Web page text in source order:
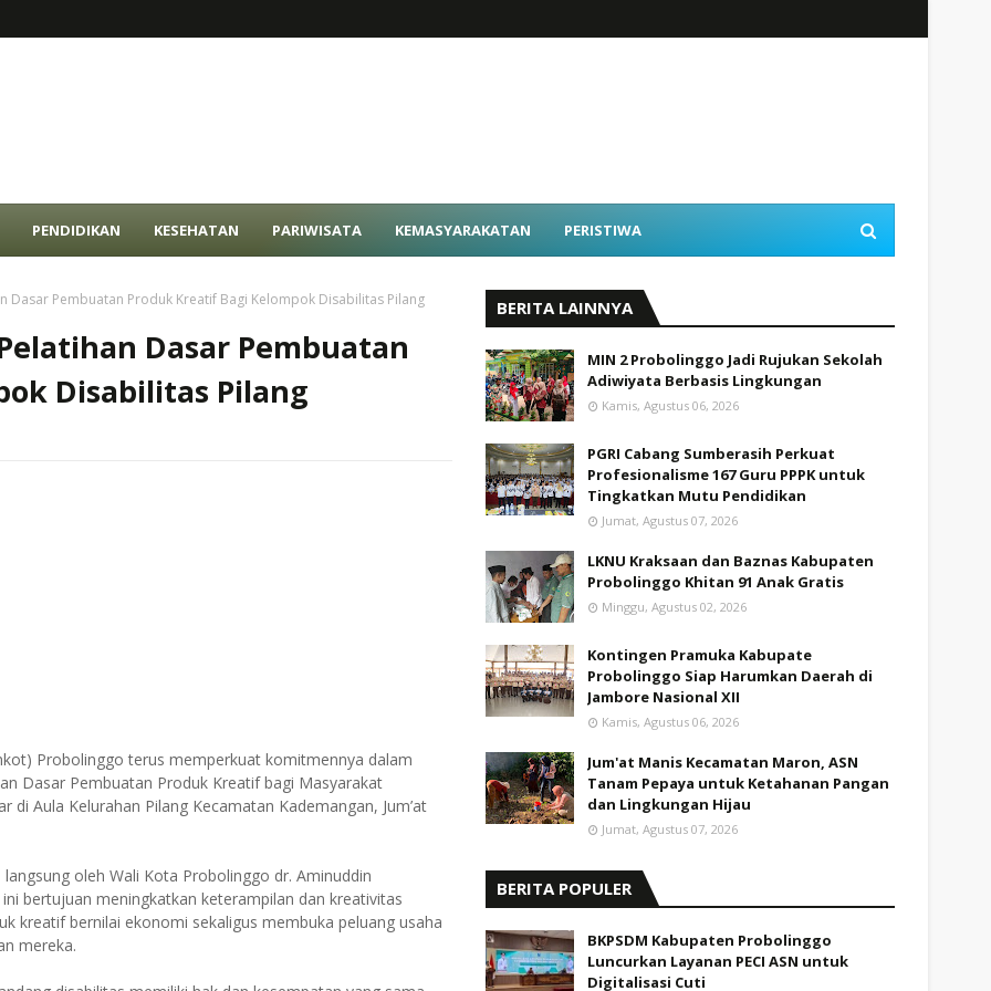
PENDIDIKAN KESEHATAN PARIWISATA KEMASYARAKATAN PERISTIWA
Dasar Pembuatan Produk Kreatif Bagi Kelompok Disabilitas Pilang
Dasar Pembuatan
Disabilitas Pilang
Probolinggo terus memperkuat komitmennya dalam
Dasar Pembuatan Produk Kreatif bagi Masyarakat
Aula Kelurahan Pilang Kecamatan Kademangan, Jum’at
oleh Wali Kota Probolinggo dr. Aminuddin
bertujuan meningkatkan keterampilan dan kreativitas
kreatif bernilai ekonomi sekaligus membuka peluang usaha
mereka.
BERITA LAINNYA
MIN 2 Probolinggo Jadi Rujukan Sekolah
Adiwiyata Berbasis Lingkungan
Kamis, Agustus 06, 2026
PGRI Cabang Sumberasih Perkuat
Profesionalisme 167 Guru PPPK untuk
Tingkatkan Mutu Pendidikan
Jumat, Agustus 07, 2026
LKNU Kraksaan dan Baznas Kabupaten
Probolinggo Khitan 91 Anak Gratis
Minggu, Agustus 02, 2026
Kontingen Pramuka Kabupate
Probolinggo Siap Harumkan Daerah di
Jambore Nasional XII
Kamis, Agustus 06, 2026
Jum'at Manis Kecamatan Maron, ASN
Tanam Pepaya untuk Ketahanan Pangan
dan Lingkungan Hijau
Jumat, Agustus 07, 2026
BERITA POPULER
BKPSDM Kabupaten Probolinggo
Luncurkan Layanan PECI ASN untuk
Digitalisasi Cuti